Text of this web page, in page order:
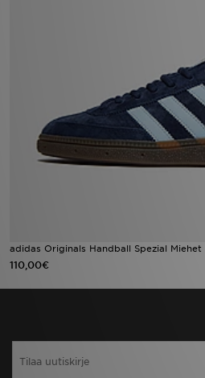
adidas Originals Handball Spezial Miehet
110,00€